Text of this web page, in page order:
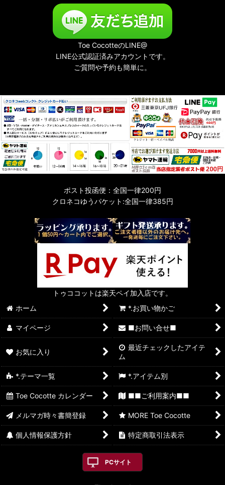
Toe CocotteのLINE@
LINE公式認証済みアカウントです。
ご質問や予約も簡単に。
ポスト投函便：全国一律200円
クロネコゆうパケット:全国一律385円
トゥココットは楽天ペイ加入店です。
ホーム
*.お買い物かご
マイページ ■お問い合せ■
お気に入り
最近チェックしたアイテ
ム
*.テーマ一覧 *.アイテム別
Toe Cocotte カレンダー ■■ご利用案内■■
メルマガ時々書簡登録 MORE Toe Cocotte
個人情報保護方針 特定商取引法表示
PCサイト